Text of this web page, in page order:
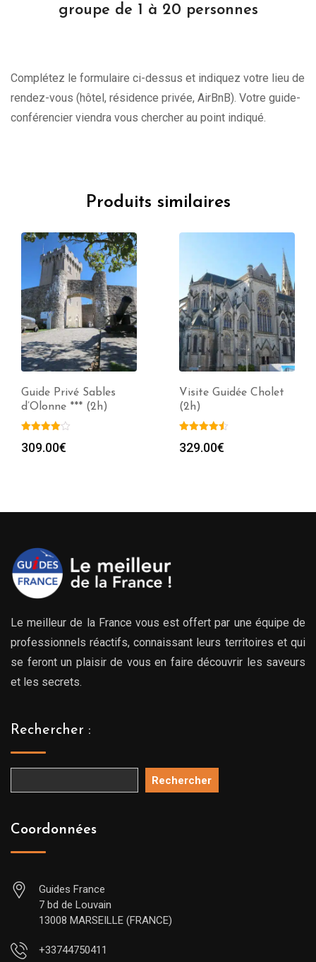
groupe de 1 à 20 personnes
Complétez le formulaire ci-dessus et indiquez votre lieu de
rendez-vous (hôtel, résidence privée, AirBnB). Votre guide-
conférencier viendra vous chercher au point indiqué.
Produits similaires
Guide Privé Sables
d’Olonne *** (2h)
309.00€
Visite Guidée Cholet
(2h)
329.00€
Le meilleur de la France vous est offert par une équipe de
professionnels réactifs, connaissant leurs territoires et qui
se feront un plaisir de vous en faire découvrir les saveurs
et les secrets.
Rechercher :
Rechercher
Coordonnées
Guides France
7 bd de Louvain
13008 MARSEILLE (FRANCE)
+33744750411